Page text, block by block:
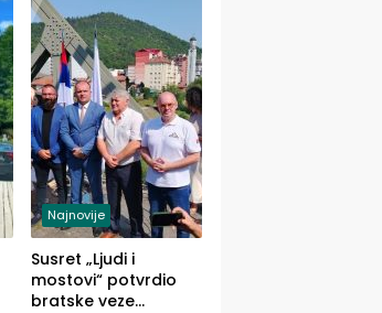
Najnovije
Susret „Ljudi i
mostovi“ potvrdio
bratske veze